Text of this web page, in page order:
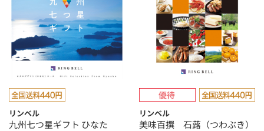
リンベル
九州七つ星ギフト ひなた
リンベル
美味百撰 石蕗（つわぶき）